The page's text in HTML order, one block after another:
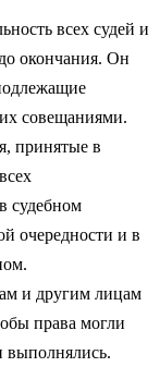
всех судей и
окончания. Он
совещаниями.
принятые в
судебном
очередности и в
и другим лицам
права могли
выполнялись.